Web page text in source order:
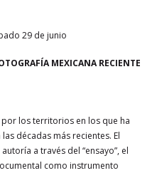
29 de junio
MEXICANA RECIENTE
los territorios en los que ha
décadas más recientes. El
a través del “ensayo”, el
como instrumento